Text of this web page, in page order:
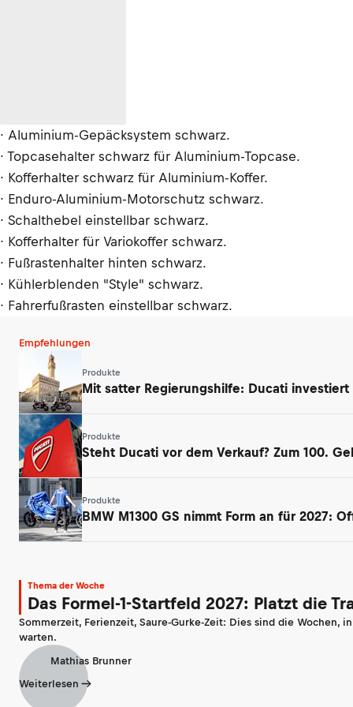
· Aluminium-Gepäcksystem schwarz.
· Topcasehalter schwarz für Aluminium-Topcase.
· Kofferhalter schwarz für Aluminium-Koffer.
· Enduro-Aluminium-Motorschutz schwarz.
· Schalthebel einstellbar schwarz.
· Kofferhalter für Variokoffer schwarz.
· Fußrastenhalter hinten schwarz.
· Kühlerblenden "Style" schwarz.
· Fahrerfußrasten einstellbar schwarz.
Empfehlungen
Produkte
Mit satter Regierungshilfe: Ducati investiert
Produkte
Steht Ducati vor dem Verkauf? Zum 100.
Produkte
BMW M1300 GS nimmt Form an für 2027:
Thema der Woche
Das Formel-1-Startfeld 2027: Platzt die
Sommerzeit, Ferienzeit, Saure-Gurke-Zeit: Dies sind die
warten.
Mathias Brunner
Weiterlesen